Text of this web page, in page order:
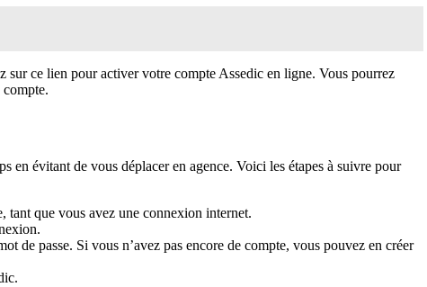
ce lien pour activer votre compte Assedic en ligne. Vous pourrez
en évitant de vous déplacer en agence. Voici les étapes à suivre pour
tant que vous avez une connexion internet.
de passe. Si vous n’avez pas encore de compte, vous pouvez en créer